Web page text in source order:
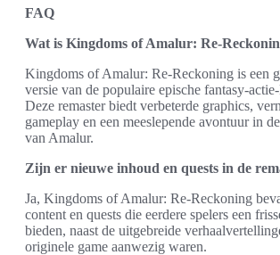
FAQ
Wat is Kingdoms of Amalur: Re-
Kingdoms of Amalur: Re-Reckoning is een
versie van de populaire epische fantasy-
Deze remaster biedt verbeterde graphics,
gameplay en een meeslepende avontuur in
van Amalur.
Zijn er nieuwe inhoud en quests in de
Ja, Kingdoms of Amalur: Re-Reckoning
content en quests die eerdere spelers een
bieden, naast de uitgebreide
originele game aanwezig waren.